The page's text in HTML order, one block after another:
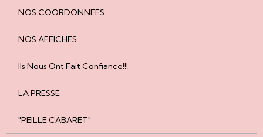
NOS COORDONNEES
NOS AFFICHES
Ils Nous Ont Fait Confiance!!!
LA PRESSE
"PEILLE CABARET"